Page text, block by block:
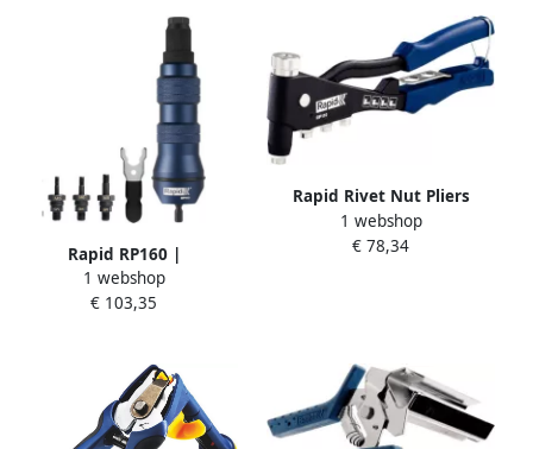
Rapid RP160 |
Blindklinkmoeradapter
5001483
1 webshop
€ 103,35
Rapid Rivet Nut Pliers
RP110 Box 5001722
1 webshop
€ 78,34